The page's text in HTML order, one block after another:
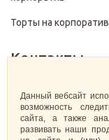
Торты на корпоратив
Контакты
+7 (499) 322-
Данный вебсайт
возможность
сайта, а также
развивать наши